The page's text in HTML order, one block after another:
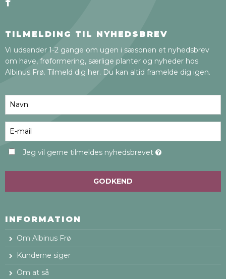
TILMELDING TIL NYHEDSBREV
Vi udsender 1-2 gange om ugen i sæsonen et nyhedsbrev
om have, frøformering, særlige planter og nyheder hos
Albinus Frø. Tilmeld dig her. Du kan altid framelde dig igen.
Jeg vil gerne tilmeldes nyhedsbrevet
GODKEND
INFORMATION
Om Albinus Frø
Kunderne siger
Om at så